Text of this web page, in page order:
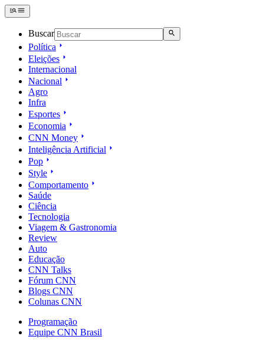
Buscar
Política
Eleições
Internacional
Nacional
Agro
Infra
Esportes
Economia
CNN Money
Inteligência Artificial
Pop
Style
Comportamento
Saúde
Ciência
Tecnologia
Viagem & Gastronomia
Review
Auto
Educação
CNN Talks
Fórum CNN
Blogs CNN
Colunas CNN
Programação
Equipe CNN Brasil